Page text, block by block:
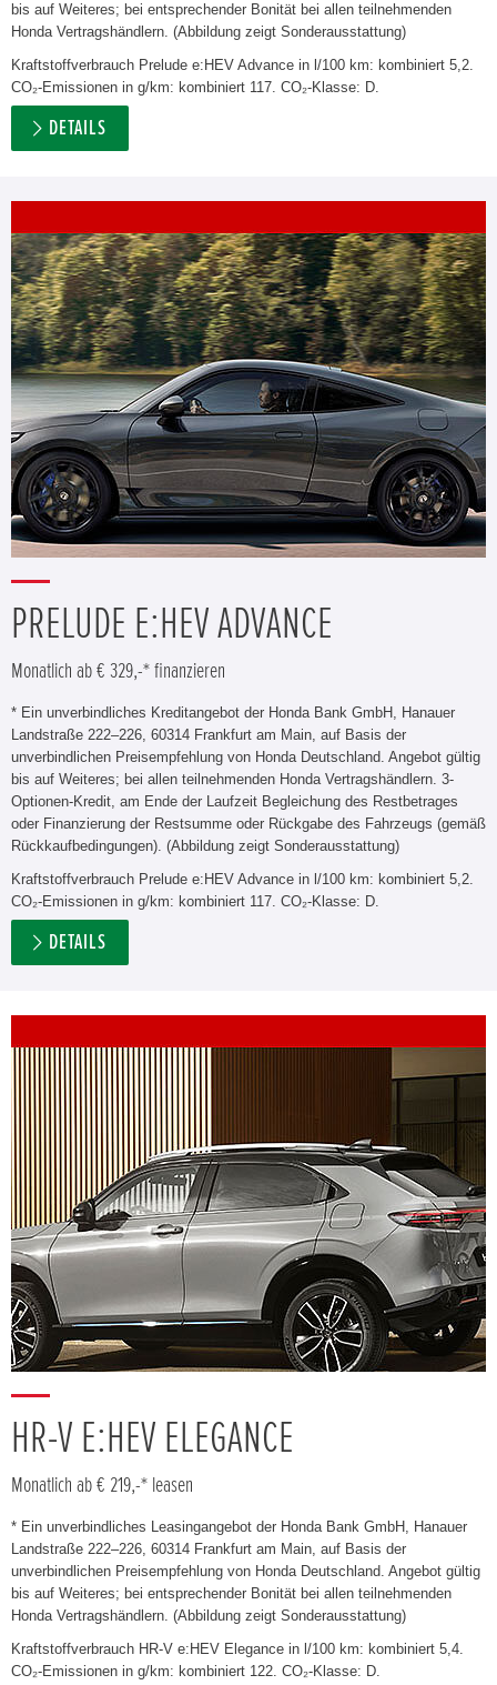
bis auf Weiteres; bei entsprechender Bonität bei allen teilnehmenden
Honda Vertragshändlern. (Abbildung zeigt Sonderausstattung)
Kraftstoffverbrauch Prelude e:HEV Advance in l/100 km: kombiniert 5,2.
CO₂-Emissionen in g/km: kombiniert 117. CO₂-Klasse: D.
DETAILS
PRELUDE E:HEV ADVANCE
Monatlich ab € 329,-* finanzieren
* Ein unverbindliches Kreditangebot der Honda Bank GmbH, Hanauer
Landstraße 222–226, 60314 Frankfurt am Main, auf Basis der
unverbindlichen Preisempfehlung von Honda Deutschland. Angebot gültig
bis auf Weiteres; bei allen teilnehmenden Honda Vertragshändlern. 3-
Optionen-Kredit, am Ende der Laufzeit Begleichung des Restbetrages
oder Finanzierung der Restsumme oder Rückgabe des Fahrzeugs (gemäß
Rückkaufbedingungen). (Abbildung zeigt Sonderausstattung)
Kraftstoffverbrauch Prelude e:HEV Advance in l/100 km: kombiniert 5,2.
CO₂-Emissionen in g/km: kombiniert 117. CO₂-Klasse: D.
DETAILS
HR-V E:HEV ELEGANCE
Monatlich ab € 219,-* leasen
* Ein unverbindliches Leasingangebot der Honda Bank GmbH, Hanauer
Landstraße 222–226, 60314 Frankfurt am Main, auf Basis der
unverbindlichen Preisempfehlung von Honda Deutschland. Angebot gültig
bis auf Weiteres; bei entsprechender Bonität bei allen teilnehmenden
Honda Vertragshändlern. (Abbildung zeigt Sonderausstattung)
Kraftstoffverbrauch HR-V e:HEV Elegance in l/100 km: kombiniert 5,4.
CO₂-Emissionen in g/km: kombiniert 122. CO₂-Klasse: D.